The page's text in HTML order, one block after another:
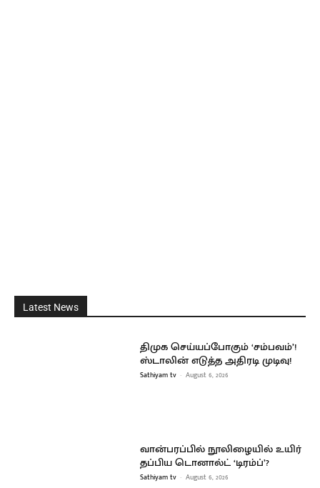
Latest News
திமுக செய்யப்போகும் ‘சம்பவம்’!
ஸ்டாலின் எடுத்த அதிரடி முடிவு!
Sathiyam tv - August 6, 2026
வான்பரப்பில் நூலிழையில் உயிர்
தப்பிய டொனால்ட் ‘டிரம்ப்’?
Sathiyam tv - August 6, 2026